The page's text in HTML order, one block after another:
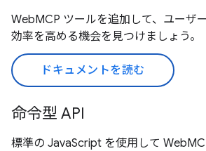
WebMCP ツールを追加して、ユーザ
効率を高める機会を見つけましょう。
ドキュメントを読む
命令型 API
標準の JavaScript を使用して